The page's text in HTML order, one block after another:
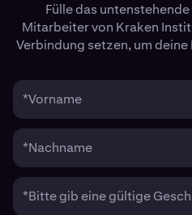
Fülle das
Mitarbeiter von Kraken
Verbindung setzen, um
*Vorname
*Nachname
*Bitte gib eine gültige